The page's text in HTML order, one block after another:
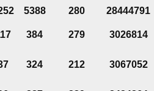
5388 280
28444791
384 279 3026814
324 212 3067052